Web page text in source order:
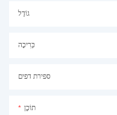
גוֹדֶל
כְּרִיכָה
ספירת דפים
תוֹכֶן